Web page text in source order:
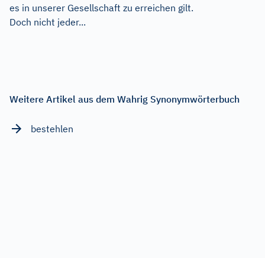
es in unserer Gesellschaft zu erreichen gilt.
Doch nicht jeder...
Weitere Artikel aus dem Wahrig Synonymwörterbuch
bestehlen